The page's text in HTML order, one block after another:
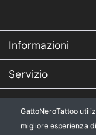
Informazioni
Servizio
* Tutti i prezzi IVA esclusa,
GattoNeroTattoo
migliore esperienza